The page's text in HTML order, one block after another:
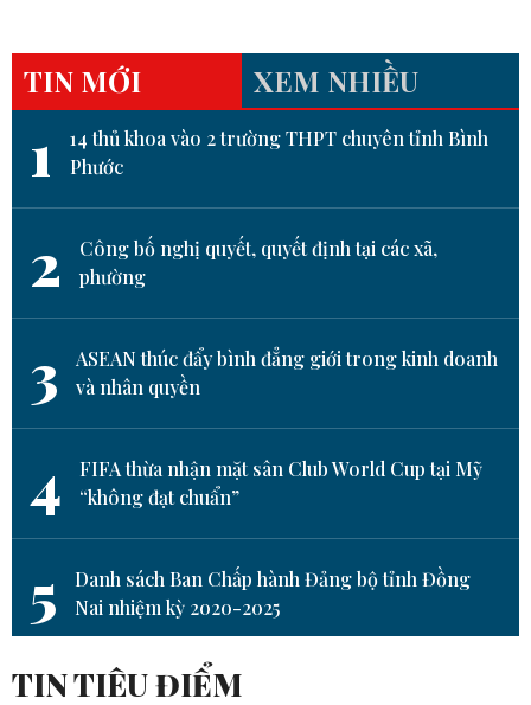
TIN MỚI XEM NHIỀU
1
14 thủ khoa vào 2 trường THPT chuyên tỉnh Bình
Phước
2
Công bố nghị quyết, quyết định tại các xã,
phường
3
ASEAN thúc đẩy bình đẳng giới trong kinh doanh
và nhân quyền
4
FIFA thừa nhận mặt sân Club World Cup tại Mỹ
“không đạt chuẩn”
5
Danh sách Ban Chấp hành Đảng bộ tỉnh Đồng
Nai nhiệm kỳ 2020-2025
TIN TIÊU ĐIỂM